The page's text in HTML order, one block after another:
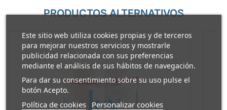
Este sitio web utiliza cookies propias y de terceros
para mejorar nuestros servicios y mostrarle
publicidad relacionada con sus preferencias
mediante el análisis de sus hábitos de navegación.
Para dar su consentimiento sobre su uso pulse el
botón Acepto.
Política de cookies Personalizar cookies
PRODUCTOS ALTERNATIVOS